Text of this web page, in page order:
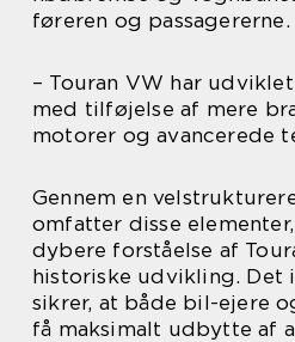
føreren og passagererne.
– Touran VW har
med tilføjelse af mere
motorer og avancerede
Gennem en
omfatter disse
dybere forståelse af
historiske udvikling. Det
sikrer, at både bil-ejere
få maksimalt udbytte af